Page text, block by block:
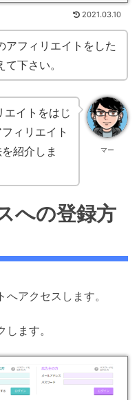
2021.03.10
アフィリエイトをした
下さい。
マー
イトをはじ
ィリエイト
紹介しま
への登録方
アクセスします。
ます。